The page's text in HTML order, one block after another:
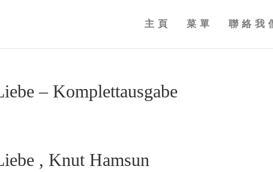
主頁 菜單 聯絡我
– Komplettausgabe
, Knut Hamsun